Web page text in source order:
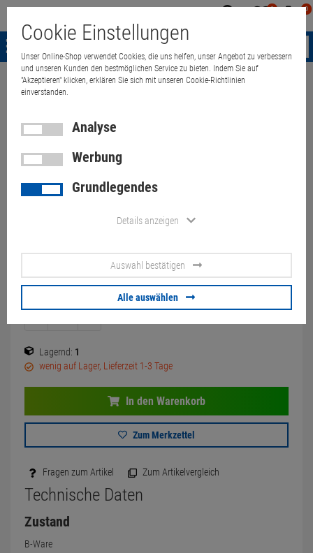
0 0
Menü
Weiter einkaufen
Lauda Thermostat S + C6 CS
2,2kW Kratzer
220,00 €
9,00€
Lagernd: 1
wenig auf Lager, Lieferzeit 1-3 Tage
In den Warenkorb
Zum Merkzettel
Fragen zum Artikel Zum Artikelvergleich
Technische Daten
Zustand
B-Ware
Cookie Einstellungen
Unser Online-Shop verwendet Cookies, die uns helfen, unser Angebot zu verbessern
und unseren Kunden den bestmöglichen Service zu bieten. Indem Sie auf
"Akzeptieren" klicken, erklären Sie sich mit unseren Cookie-Richtlinien
einverstanden.
Analyse
Werbung
Grundlegendes
Details anzeigen
Auswahl bestätigen
Alle auswählen